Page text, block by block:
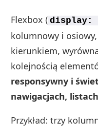
Flexbox ( display:
kolumnowy i
kierunkiem,
kolejnością
responsywny i
nawigacjach,
Przykład: trzy